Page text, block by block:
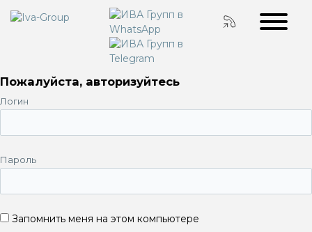
Пожалуйста, авторизуйтесь
Логин
Пароль
Запомнить меня на этом компьютере